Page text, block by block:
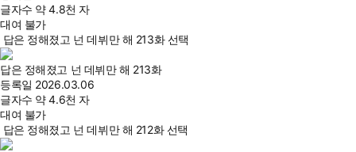
글자수 약 4.8천 자
대여 불가
답은 정해졌고 넌 데뷔만 해 213화 선택
답은 정해졌고 넌 데뷔만 해 213화
등록일 2026.03.06
글자수 약 4.6천 자
대여 불가
답은 정해졌고 넌 데뷔만 해 212화 선택